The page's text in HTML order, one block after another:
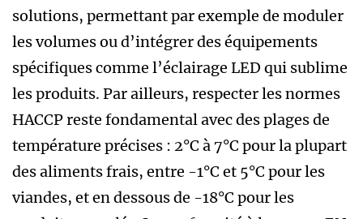
solutions, permettant par exemple de moduler
les volumes ou d’intégrer des équipements
spécifiques comme l’éclairage LED qui sublime
les produits. Par ailleurs, respecter les normes
HACCP reste fondamental avec des plages de
température précises : 2°C à 7°C pour la plupart
des aliments frais, entre -1°C et 5°C pour les
viandes, et en dessous de -18°C pour les